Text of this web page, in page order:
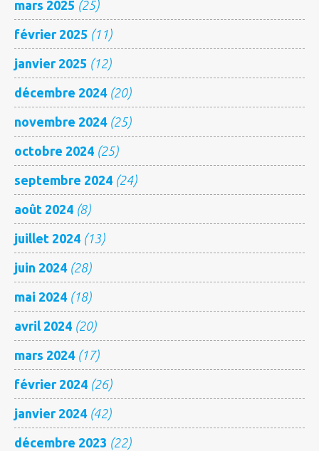
mars 2025 (25)
février 2025 (11)
janvier 2025 (12)
décembre 2024 (20)
novembre 2024 (25)
octobre 2024 (25)
septembre 2024 (24)
août 2024 (8)
juillet 2024 (13)
juin 2024 (28)
mai 2024 (18)
avril 2024 (20)
mars 2024 (17)
février 2024 (26)
janvier 2024 (42)
décembre 2023 (22)